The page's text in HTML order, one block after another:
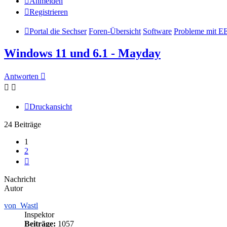
Registrieren
Portal die Sechser Foren-Übersicht Software Probleme mit
Windows 11 und 6.1 - Mayday
Antworten
Druckansicht
24 Beiträge
1
2
Nachricht
Autor
von_Wastl
Inspektor
Beiträge: 1057